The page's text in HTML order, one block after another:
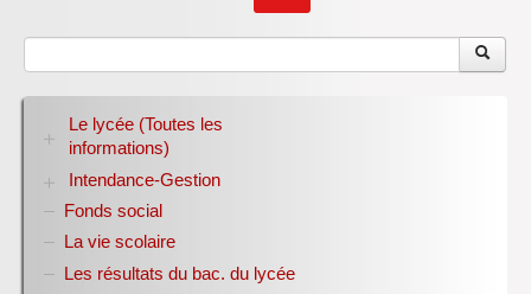
Le lycée (Toutes les
informations)
RENTREE 2026-2027
Stage des élèves de seconde
Intendance-Gestion
Restauration scolaire
Bourses nationales
Année scolaire 2017-2018
Fonds social
La vie scolaire
Les résultats du bac. du lycée